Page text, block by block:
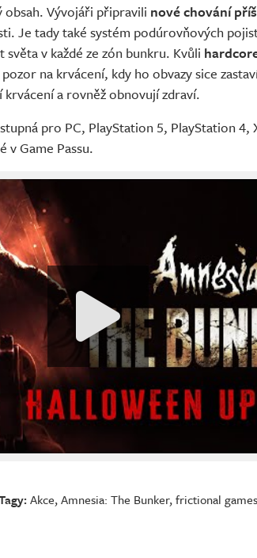
Vývojáři připravili nové chování
Je tady také systém podúrovňových
v každé ze zón bunkru. Kvůli
na krvácení, kdy ho obvazy sice
krvácení a rovněž obnovují zdraví.
pro PC, PlayStation 5, PlayStation 4,
v Game Passu.
Akce,Amnesia: The Bunker,frictional games